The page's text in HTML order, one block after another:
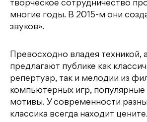
творческое сотрудничество
многие годы. В 2015-м они
звуков».
Превосходно владея техникой,
предлагают публике как
репертуар, так и мелодии из
компьютерных игр, популярные
мотивы. У современности
классика всегда находит